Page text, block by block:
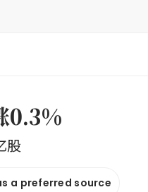
0.3%
股
a preferred source